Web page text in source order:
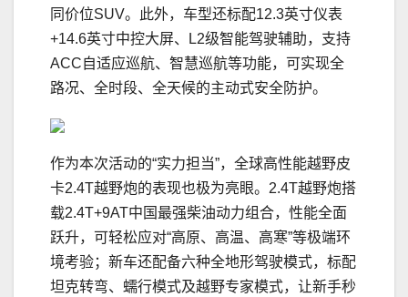
同价位SUV。此外，车型还标配12.3英寸仪表
+14.6英寸中控大屏、L2级智能驾驶辅助，支持
ACC自适应巡航、智慧巡航等功能，可实现全
路况、全时段、全天候的主动式安全防护。
作为本次活动的“实力担当”，全球高性能越野皮
卡2.4T越野炮的表现也极为亮眼。2.4T越野炮搭
载2.4T+9AT中国最强柴油动力组合，性能全面
跃升，可轻松应对“高原、高温、高寒”等极端环
境考验；新车还配备六种全地形驾驶模式，标配
坦克转弯、蠕行模式及越野专家模式，让新手秒